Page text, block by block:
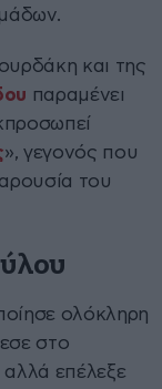
και της
παραμένει
», γεγονός που
του
ολόκληρη
στο
επέλεξε